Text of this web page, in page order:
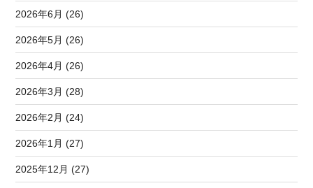
2026年6月 (26)
2026年5月 (26)
2026年4月 (26)
2026年3月 (28)
2026年2月 (24)
2026年1月 (27)
2025年12月 (27)